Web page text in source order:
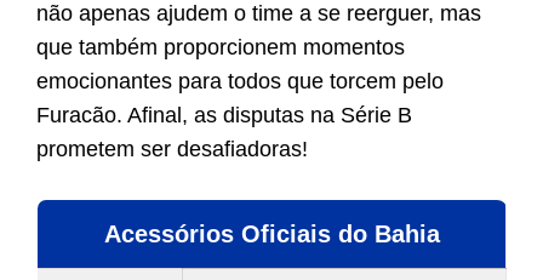
não apenas ajudem o time a se reerguer, mas
que também proporcionem momentos
emocionantes para todos que torcem pelo
Furacão. Afinal, as disputas na Série B
prometem ser desafiadoras!
Acessórios Oficiais do Bahia